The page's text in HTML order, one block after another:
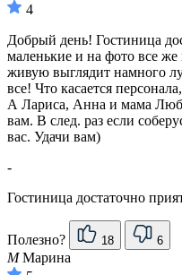
4
Добрый день! Гостиница
маленькие и на фото все
живую выглядит намного
все! Что касается
А Лариса, Анна и мама
вам. В след. раз если
вас. Удачи вам)
-
Гостиница достаточно
Полезно? 18 6
ММарина